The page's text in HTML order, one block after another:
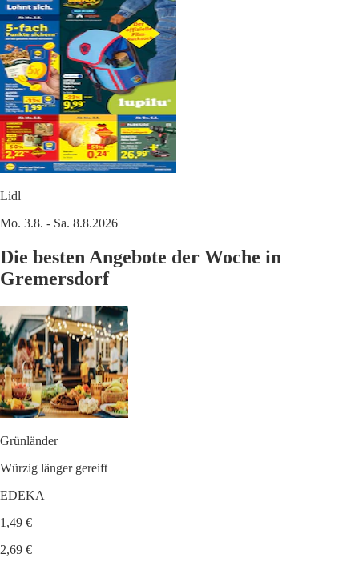
Lidl
Mo. 3.8. - Sa. 8.8.2026
Die besten Angebote der Woche in
Gremersdorf
Grünländer
Würzig länger gereift
EDEKA
1,49 €
2,69 €